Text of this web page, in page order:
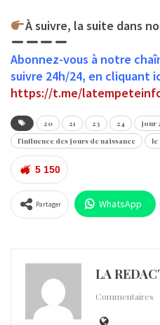
À suivre, la suite dans
Abonnez-vous à notre
suivre 24h/24, en cliquant
https://t.me/
20 21 23 24 jour
l'influence des jours de naissance
le
5 150
Partager WhatsApp
LA
Commentaires